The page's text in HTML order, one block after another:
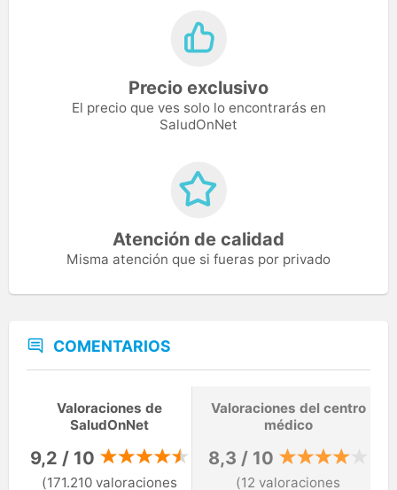
Precio exclusivo
El precio que ves solo lo encontrarás en
SaludOnNet
Atención de calidad
Misma atención que si fueras por privado
COMENTARIOS
Valoraciones de
SaludOnNet
9,2 / 10
(171.210 valoraciones
Valoraciones del centro
médico
8,3 / 10
(12 valoraciones